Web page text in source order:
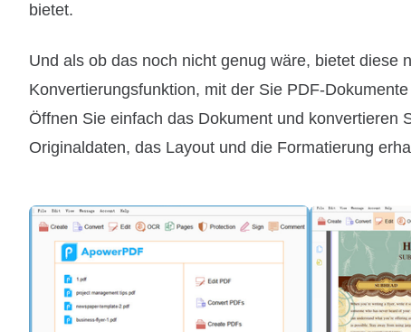
bietet.
Und als ob das noch nicht genug wäre, bietet diese
Konvertierungsfunktion, mit der Sie PDF-
Öffnen Sie einfach das Dokument und konvertieren
Originaldaten, das Layout und die Formatierung